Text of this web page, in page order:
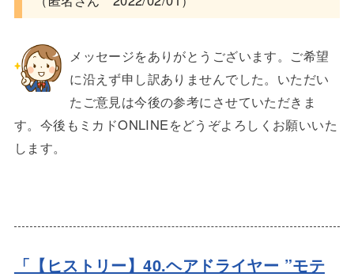
メッセージをありがとうございます。ご希望
に沿えず申し訳ありませんでした。いただい
たご意見は今後の参考にさせていただきま
す。今後もミカドONLINEをどうぞよろしくお願いいた
します。
「【ヒストリー】40.ヘアドライヤー ”モテ